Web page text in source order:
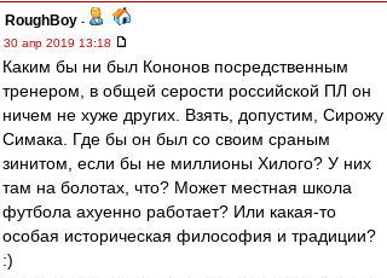
RoughBoy -
30 апр 2019 13:18
Каким бы ни был Кононов посредственным
тренером, в общей серости российской ПЛ он
ничем не хуже других. Взять, допустим, Сирожу
Симака. Где бы он был со своим сраным
зинитом, если бы не миллионы Хилого? У них
там на болотах, что? Может местная школа
футбола ахуенно работает? Или какая-то
особая историческая философия и традиции?
:)